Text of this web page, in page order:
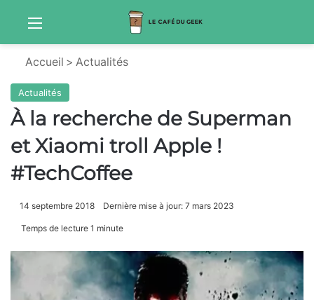
Accueil > Actualités
Actualités
À la recherche de Superman
et Xiaomi troll Apple !
#TechCoffee
14 septembre 2018 Dernière mise à jour: 7 mars 2023
Temps de lecture 1 minute